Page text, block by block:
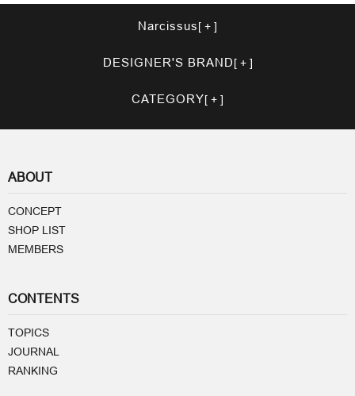
Narcissus
DESIGNER'S BRAND
CATEGORY
ABOUT
CONCEPT
SHOP LIST
MEMBERS
CONTENTS
TOPICS
JOURNAL
RANKING